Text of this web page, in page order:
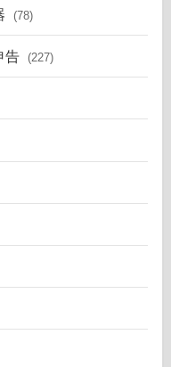
(78)
告 (227)